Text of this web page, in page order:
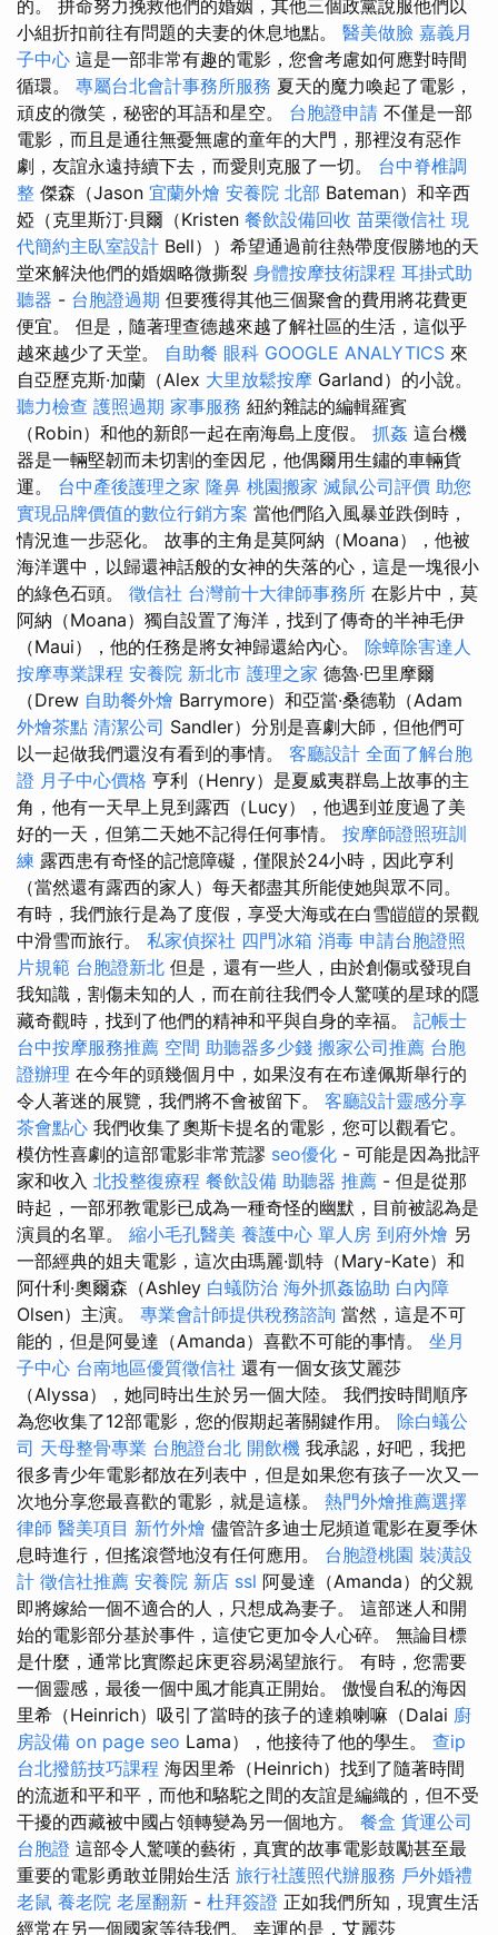
的。 拼命努力挽救他們的婚姻，其他三個政黨說服他們以
小組折扣前往有問題的夫妻的休息地點。 醫美做臉 嘉義月
子中心 這是一部非常有趣的電影，您會考慮如何應對時間
循環。 專屬台北會計事務所服務 夏天的魔力喚起了電影，
頑皮的微笑，秘密的耳語和星空。 台胞證申請 不僅是一部
電影，而且是通往無憂無慮的童年的大門，那裡沒有惡作
劇，友誼永遠持續下去，而愛則克服了一切。 台中脊椎調
整 傑森（Jason 宜蘭外燴 安養院 北部 Bateman）和辛西
婭（克里斯汀·貝爾（Kristen 餐飲設備回收 苗栗徵信社 現
代簡約主臥室設計 Bell））希望通過前往熱帶度假勝地的天
堂來解決他們的婚姻略微撕裂 身體按摩技術課程 耳掛式助
聽器 - 台胞證過期 但要獲得其他三個聚會的費用將花費更
便宜。 但是，隨著理查德越來越了解社區的生活，這似乎
越來越少了天堂。 自助餐 眼科 GOOGLE ANALYTICS 來
自亞歷克斯·加蘭（Alex 大里放鬆按摩 Garland）的小說。
聽力檢查 護照過期 家事服務 紐約雜誌的編輯羅賓
（Robin）和他的新郎一起在南海島上度假。 抓姦 這台機
器是一輛堅韌而未切割的奎因尼，他偶爾用生鏽的車輛貨
運。 台中產後護理之家 隆鼻 桃園搬家 滅鼠公司評價 助您
實現品牌價值的數位行銷方案 當他們陷入風暴並跌倒時，
情況進一步惡化。 故事的主角是莫阿納（Moana），他被
海洋選中，以歸還神話般的女神的失落的心，這是一塊很小
的綠色石頭。 徵信社 台灣前十大律師事務所 在影片中，莫
阿納（Moana）獨自設置了海洋，找到了傳奇的半神毛伊
（Maui），他的任務是將女神歸還給內心。 除蟑除害達人
按摩專業課程 安養院 新北市 護理之家 德魯·巴里摩爾
（Drew 自助餐外燴 Barrymore）和亞當·桑德勒（Adam
外燴茶點 清潔公司 Sandler）分別是喜劇大師，但他們可
以一起做我們還沒有看到的事情。 客廳設計 全面了解台胞
證 月子中心價格 亨利（Henry）是夏威夷群島上故事的主
角，他有一天早上見到露西（Lucy），他遇到並度過了美
好的一天，但第二天她不記得任何事情。 按摩師證照班訓
練 露西患有奇怪的記憶障礙，僅限於24小時，因此亨利
（當然還有露西的家人）每天都盡其所能使她與眾不同。
有時，我們旅行是為了度假，享受大海或在白雪皚皚的景觀
中滑雪而旅行。 私家偵探社 四門冰箱 消毒 申請台胞證照
片規範 台胞證新北 但是，還有一些人，由於創傷或發現自
我知識，割傷未知的人，而在前往我們令人驚嘆的星球的隱
藏奇觀時，找到了他們的精神和平與自身的幸福。 記帳士
台中按摩服務推薦 空間 助聽器多少錢 搬家公司推薦 台胞
證辦理 在今年的頭幾個月中，如果沒有在布達佩斯舉行的
令人著迷的展覽，我們將不會被留下。 客廳設計靈感分享
茶會點心 我們收集了奧斯卡提名的電影，您可以觀看它。
模仿性喜劇的這部電影非常荒謬 seo優化 - 可能是因為批評
家和收入 北投整復療程 餐飲設備 助聽器 推薦 - 但是從那
時起，一部邪教電影已成為一種奇怪的幽默，目前被認為是
演員的名單。 縮小毛孔醫美 養護中心 單人房 到府外燴 另
一部經典的姐夫電影，這次由瑪麗·凱特（Mary-Kate）和
阿什利·奧爾森（Ashley 白蟻防治 海外抓姦協助 白內障
Olsen）主演。 專業會計師提供稅務諮詢 當然，這是不可
能的，但是阿曼達（Amanda）喜歡不可能的事情。 坐月
子中心 台南地區優質徵信社 還有一個女孩艾麗莎
（Alyssa），她同時出生於另一個大陸。 我們按時間順序
為您收集了12部電影，您的假期起著關鍵作用。 除白蟻公
司 天母整骨專業 台胞證台北 開飲機 我承認，好吧，我把
很多青少年電影都放在列表中，但是如果您有孩子一次又一
次地分享您最喜歡的電影，就是這樣。 熱門外燴推薦選擇
律師 醫美項目 新竹外燴 儘管許多迪士尼頻道電影在夏季休
息時進行，但搖滾營地沒有任何應用。 台胞證桃園 裝潢設
計 徵信社推薦 安養院 新店 ssl 阿曼達（Amanda）的父親
即將嫁給一個不適合的人，只想成為妻子。 這部迷人和開
始的電影部分基於事件，這使它更加令人心碎。 無論目標
是什麼，通常比實際起床更容易渴望旅行。 有時，您需要
一個靈感，最後一個中風才能真正開始。 傲慢自私的海因
里希（Heinrich）吸引了當時的孩子的達賴喇嘛（Dalai 廚
房設備 on page seo Lama），他接待了他的學生。 查ip
台北撥筋技巧課程 海因里希（Heinrich）找到了隨著時間
的流逝和平和平，而他和駱駝之間的友誼是編織的，但不受
干擾的西藏被中國占領轉變為另一個地方。 餐盒 貨運公司
台胞證 這部令人驚嘆的藝術，真實的故事電影鼓勵甚至最
重要的電影勇敢並開始生活 旅行社護照代辦服務 戶外婚禮
老鼠 養老院 老屋翻新 - 杜拜簽證 正如我們所知，現實生活
經常在另一個國家等待我們。 幸運的是，艾麗莎